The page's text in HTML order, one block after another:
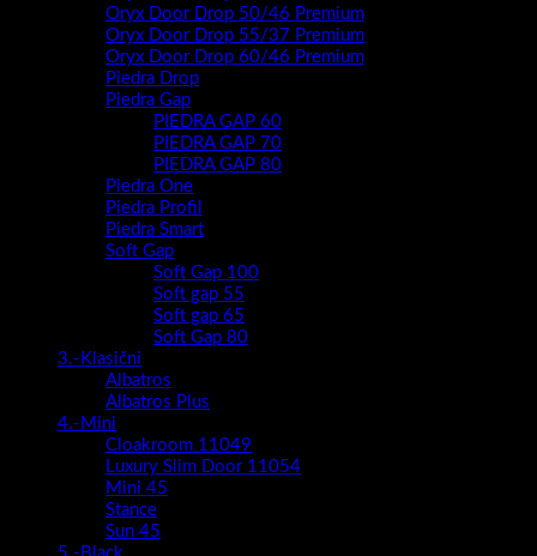
Oryx Door Drop 50/46 Premium
Oryx Door Drop 55/37 Premium
Oryx Door Drop 60/46 Premium
Piedra Drop
Piedra Gap
PIEDRA GAP 60
PIEDRA GAP 70
PIEDRA GAP 80
Piedra One
Piedra Profil
Piedra Smart
Soft Gap
Soft Gap 100
Soft gap 55
Soft gap 65
Soft Gap 80
3.-Klasični
Albatros
Albatros Plus
4.-Mini
Cloakroom 11049
Luxury Slim Door 11054
Mini 45
Stance
Sun 45